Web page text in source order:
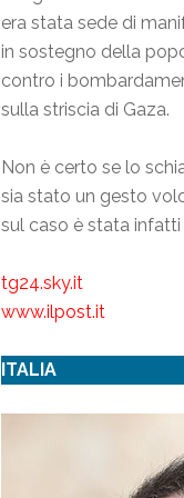
era stata sede di
in sostegno della
contro i
sulla striscia di Gaza.
Non è certo se lo
sia stato un gesto
sul caso è stata infatti
tg24.sky.it
www.ilpost.it
ITALIA